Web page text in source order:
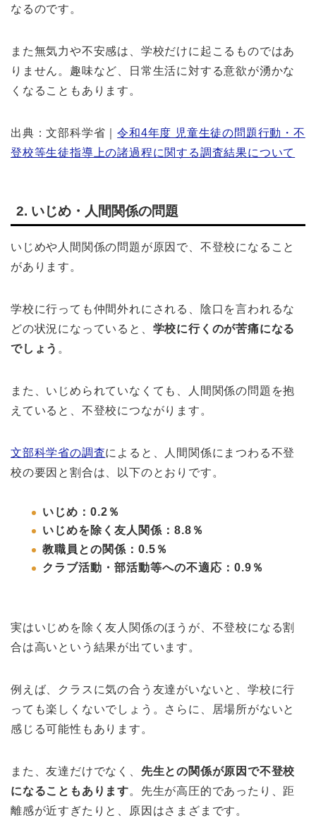
なるのです。
また無気力や不安感は、学校だけに起こるものではあ
りません。趣味など、日常生活に対する意欲が湧かな
くなることもあります。
出典：文部科学省｜令和4年度 児童生徒の問題行動・不
登校等生徒指導上の諸過程に関する調査結果について
2. いじめ・人間関係の問題
いじめや人間関係の問題が原因で、不登校になること
があります。
学校に行っても仲間外れにされる、陰口を言われるな
どの状況になっていると、 学校に行くのが苦痛になる
でしょう 。
また、いじめられていなくても、人間関係の問題を抱
えていると、不登校につながります。
文部科学省の調査によると、人間関係にまつわる不登
校の要因と割合は、以下のとおりです。
いじめ：0.2％
いじめを除く友人関係：8.8％
教職員との関係：0.5％
クラブ活動・部活動等への不適応：0.9％
実はいじめを除く友人関係のほうが、不登校になる割
合は高いという結果が出ています。
例えば、クラスに気の合う友達がいないと、学校に行
っても楽しくないでしょう。さらに、居場所がないと
感じる可能性もあります。
また、友達だけでなく、 先生との関係が原因で不登校
になることもあります。先生が高圧的であったり、距
離感が近すぎたりと、原因はさまざまです。